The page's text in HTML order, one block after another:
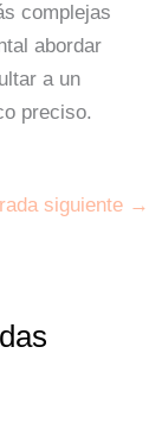
complejas
abordar
a un
preciso.
siguiente →